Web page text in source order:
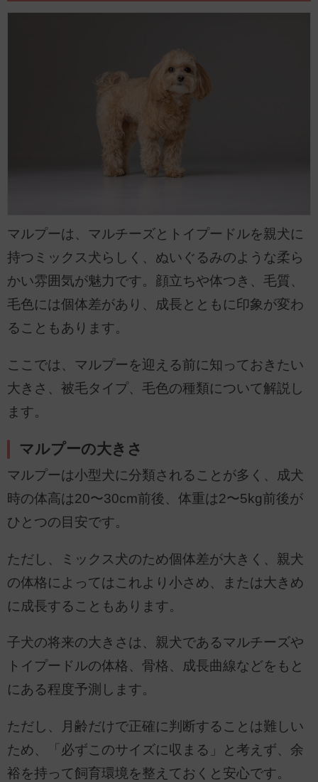
マルプーは、マルチーズとトイプードルを親犬に
持つミックス犬らしく、ぬいぐるみのような柔ら
かい雰囲気が魅力です。顔立ちや体つき、毛質、
毛色には個体差があり、成長とともに印象が変わ
ることもあります。
ここでは、マルプーを迎える前に知っておきたい
大きさ、被毛タイプ、毛色の種類について解説し
ます。
マルプーの大きさ
マルプーは小型犬に分類されることが多く、成犬
時の体高は20〜30cm前後、体重は2〜5kg前後が
ひとつの目安です。
ただし、ミックス犬のため個体差が大きく、親犬
の体格によってはこれより小さめ、または大きめ
に成長することもあります。
子犬の将来の大きさは、親犬であるマルチーズや
トイプードルの体格、骨格、成長曲線などをもと
にある程度予測します。
ただし、月齢だけで正確に判断することは難しい
ため、「必ずこのサイズに収まる」と考えず、余
裕を持って飼育環境を整えておくと安心です。